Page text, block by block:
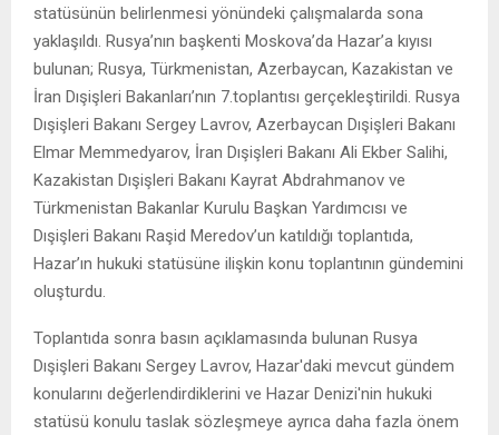
statüsünün belirlenmesi yönündeki çalışmalarda sona
yaklaşıldı. Rusya’nın başkenti Moskova’da Hazar’a kıyısı
bulunan; Rusya, Türkmenistan, Azerbaycan, Kazakistan ve
İran Dışişleri Bakanları’nın 7.toplantısı gerçekleştirildi. Rusya
Dışişleri Bakanı Sergey Lavrov, Azerbaycan Dışişleri Bakanı
Elmar Memmedyarov, İran Dışişleri Bakanı Ali Ekber Salihi,
Kazakistan Dışişleri Bakanı Kayrat Abdrahmanov ve
Türkmenistan Bakanlar Kurulu Başkan Yardımcısı ve
Dışişleri Bakanı Raşid Meredov’un katıldığı toplantıda,
Hazar’ın hukuki statüsüne ilişkin konu toplantının gündemini
oluşturdu.
Toplantıda sonra basın açıklamasında bulunan Rusya
Dışişleri Bakanı Sergey Lavrov, Hazar'daki mevcut gündem
konularını değerlendirdiklerini ve Hazar Denizi'nin hukuki
statüsü konulu taslak sözleşmeye ayrıca daha fazla önem